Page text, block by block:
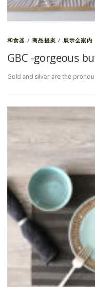
和食器 /商品提案 / 展示会案内
GBC -gorgeous
Gold and silver are the